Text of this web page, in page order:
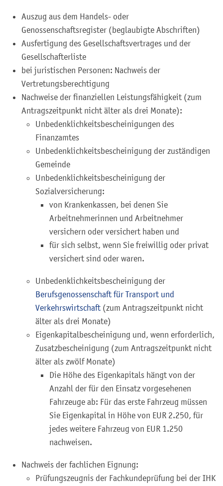
Auszug aus dem Handels- oder
Genossenschaftsregister (beglaubigte Abschriften)
Ausfertigung des Gesellschaftsvertrages und der
Gesellschafterliste
bei juristischen Personen: Nachweis der
Vertretungsberechtigung
Nachweise der finanziellen Leistungsfähigkeit (zum
Antragszeitpunkt nicht älter als drei Monate):
Unbedenklichkeitsbescheinigungen des
Finanzamtes
Unbedenklichkeitsbescheinigung der zuständigen
Gemeinde
Unbedenklichkeitsbescheinigung der
Sozialversicherung:
von Krankenkassen, bei denen Sie
Arbeitnehmerinnen und Arbeitnehmer
versichern oder versichert haben und
für sich selbst, wenn Sie freiwillig oder privat
versichert sind oder waren.
Unbedenklichkeitsbescheinigung der
Berufsgenossenschaft für Transport und
Verkehrswirtschaft (zum Antragszeitpunkt nicht
älter als drei Monate)
Eigenkapitalbescheinigung und, wenn erforderlich,
Zusatzbescheinigung (zum Antragszeitpunkt nicht
älter als zwölf Monate)
Die Höhe des Eigenkapitals hängt von der
Anzahl der für den Einsatz vorgesehenen
Fahrzeuge ab: Für das erste Fahrzeug müssen
Sie Eigenkapital in Höhe von EUR 2.250, für
jedes weitere Fahrzeug von EUR 1.250
nachweisen.
Nachweis der fachlichen Eignung:
Prüfungszeugnis der Fachkundeprüfung bei der IHK